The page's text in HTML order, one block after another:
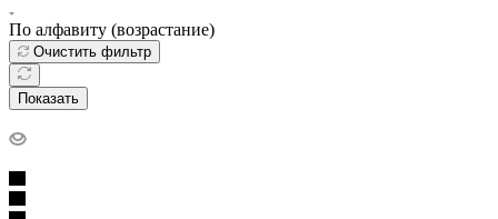
По алфавиту (возрастание)
Очистить фильтр
Показать